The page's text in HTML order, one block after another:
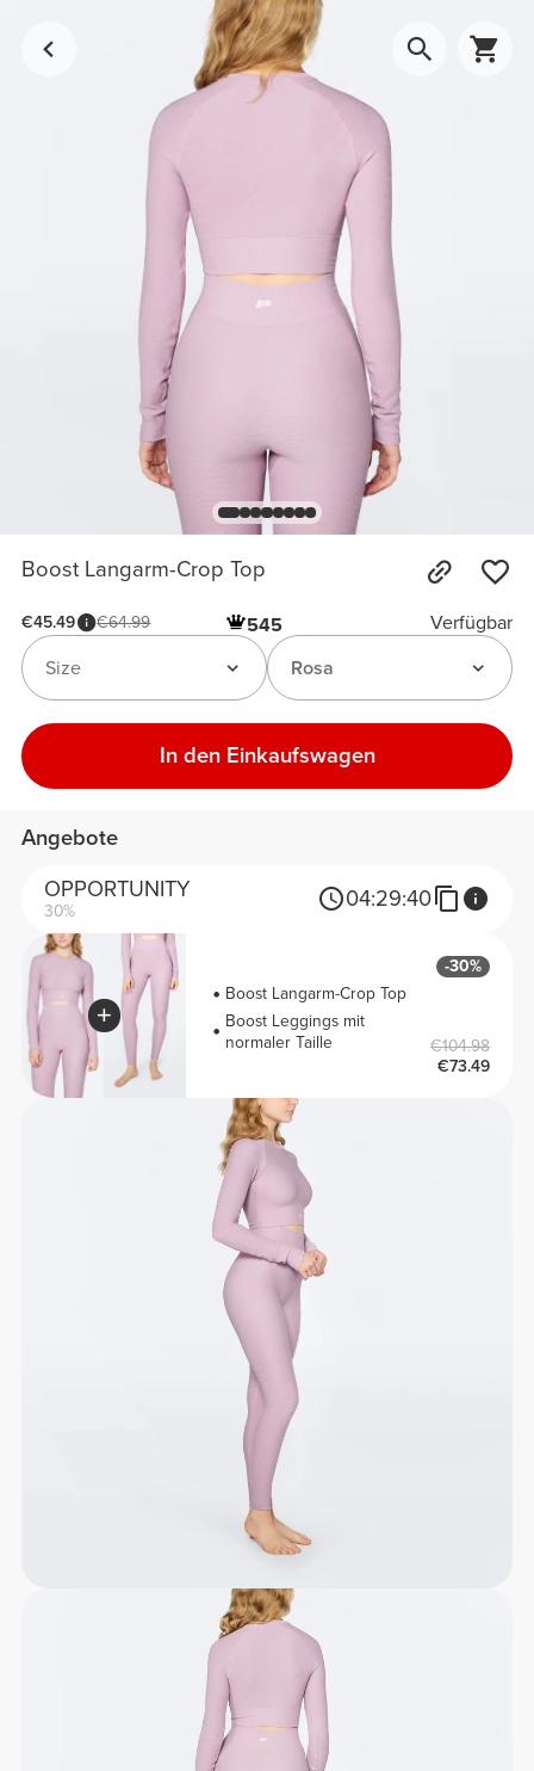
Boost Langarm-Crop Top
€45.49 €64.99 545
Verfügbar
Rosa
Size
In den Einkaufswagen
Angebote
Boost Langarm-Crop Top
Boost Leggings mit
normaler Taille
-30%
€104.98
€73.49
OPPORTUNITY
30% 04:29:40